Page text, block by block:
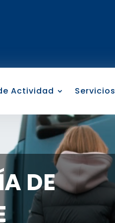
Actividad Servicios
DE